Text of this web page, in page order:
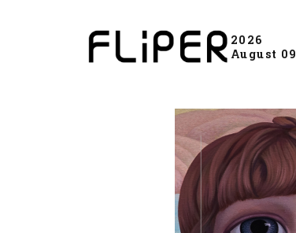
2026
August 09